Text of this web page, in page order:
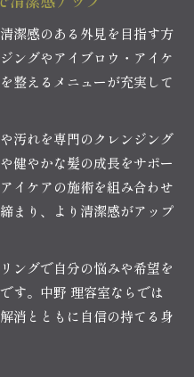
潔感のある外見を目指す方
ングやアイブロウ・アイケ
整えるメニューが充実して
汚れを専門のクレンジング
健やかな髪の成長をサポー
イケアの施術を組み合わせ
まり、より清潔感がアップ
ングで自分の悩みや希望を
す。中野 理容室ならでは
消とともに自信の持てる身